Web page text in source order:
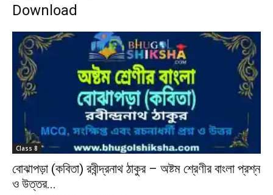
Download
Class 8
বোঝাপড়া (কবিতা) রবীন্দ্রনাথ ঠাকুর – অষ্টম শ্রেণীর বাংলা প্রশ্ন
ও উত্তর...